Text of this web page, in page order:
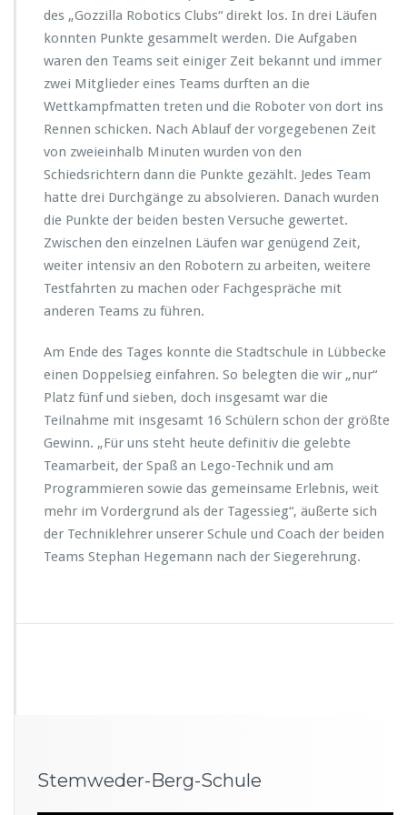
des „Gozzilla Robotics Clubs“ direkt los. In drei Läufen
konnten Punkte gesammelt werden. Die Aufgaben
waren den Teams seit einiger Zeit bekannt und immer
zwei Mitglieder eines Teams durften an die
Wettkampfmatten treten und die Roboter von dort ins
Rennen schicken. Nach Ablauf der vorgegebenen Zeit
von zweieinhalb Minuten wurden von den
Schiedsrichtern dann die Punkte gezählt. Jedes Team
hatte drei Durchgänge zu absolvieren. Danach wurden
die Punkte der beiden besten Versuche gewertet.
Zwischen den einzelnen Läufen war genügend Zeit,
weiter intensiv an den Robotern zu arbeiten, weitere
Testfahrten zu machen oder Fachgespräche mit
anderen Teams zu führen.
Am Ende des Tages konnte die Stadtschule in Lübbecke
einen Doppelsieg einfahren. So belegten die wir „nur“
Platz fünf und sieben, doch insgesamt war die
Teilnahme mit insgesamt 16 Schülern schon der größte
Gewinn. „Für uns steht heute definitiv die gelebte
Teamarbeit, der Spaß an Lego-Technik und am
Programmieren sowie das gemeinsame Erlebnis, weit
mehr im Vordergrund als der Tagessieg“, äußerte sich
der Techniklehrer unserer Schule und Coach der beiden
Teams Stephan Hegemann nach der Siegerehrung.
Stemweder-Berg-Schule